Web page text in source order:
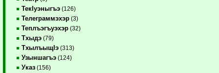
ТекIуэныгъэ (126)
Телеграммэхэр (3)
Теплъэгъуэхэр (32)
Тхыдэ (79)
ТхылъыщIэ (313)
Узыншагъэ (124)
Указ (156)